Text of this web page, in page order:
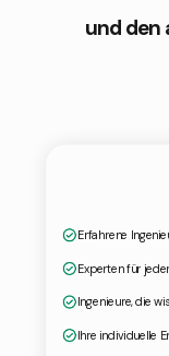
und den
Erfahrene
Experten für
Ingenieure, die
Ihre individuelle